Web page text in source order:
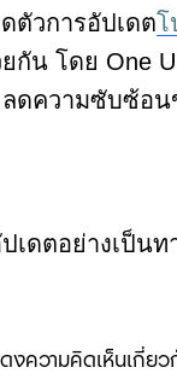
ตัวการอัปเดตโ
กัน โดย One
ลดความซับซ้อน
เดตอย่างเป็น
ความคิดเห็นเกี่ยว